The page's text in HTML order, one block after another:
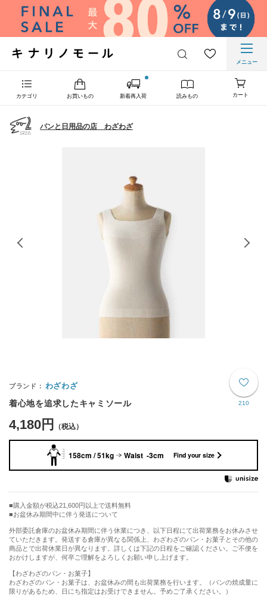
メニュー
カテゴリ お買いもの 新着再入荷 読みもの カート
パンと日用品の店 わざわざ
210
わざわざ
着心地を追求したキャミソール
4,180円
158cm / 51kg Waist -3cm Find your size
購入金額が税込21,600円以上で送料無料
お盆休み期間中に伴う発送について
外部委託倉庫のお盆休み期間に伴う休業につき、以下日程にて出荷業務をお休みさせ
ていただきます。発送する倉庫が異なる関係上、わざわざのパン・お菓子とその他の
商品とで出荷休業日が異なります。詳しくは下記の日程をご確認ください。ご不便を
おかけしますが、何卒ご理解をよろしくお願い申し上げます。
【わざわざのパン・お菓子】
わざわざのパン・お菓子は、お盆休みの間も出荷業務を行います。（パンの焼成量に
限りがあるため、日にち指定はお受けできません。予めご了承ください。）